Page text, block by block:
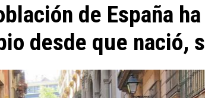
de España
desde que nació,